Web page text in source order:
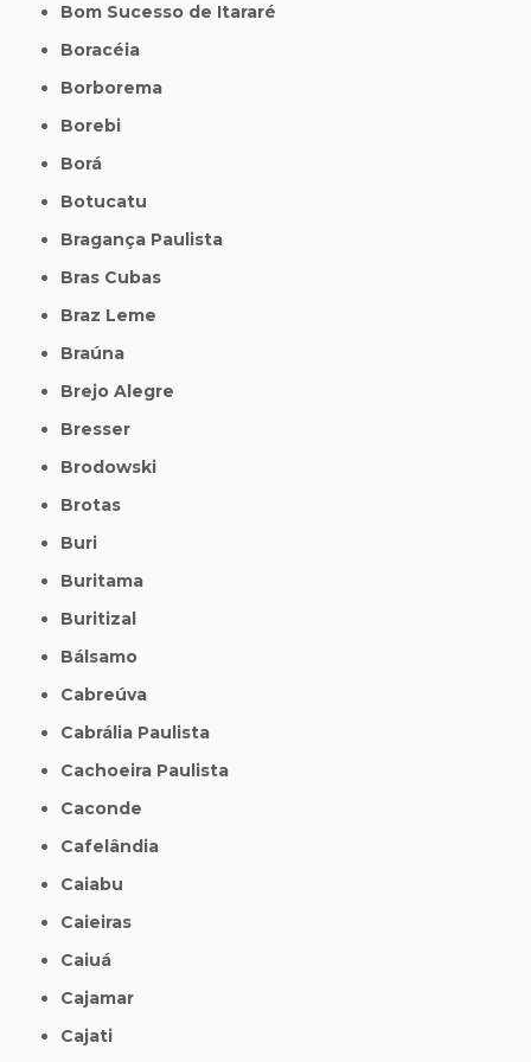
Bom Sucesso de Itararé
Boracéia
Borborema
Borebi
Borá
Botucatu
Bragança Paulista
Bras Cubas
Braz Leme
Braúna
Brejo Alegre
Bresser
Brodowski
Brotas
Buri
Buritama
Buritizal
Bálsamo
Cabreúva
Cabrália Paulista
Cachoeira Paulista
Caconde
Cafelândia
Caiabu
Caieiras
Caiuá
Cajamar
Cajati